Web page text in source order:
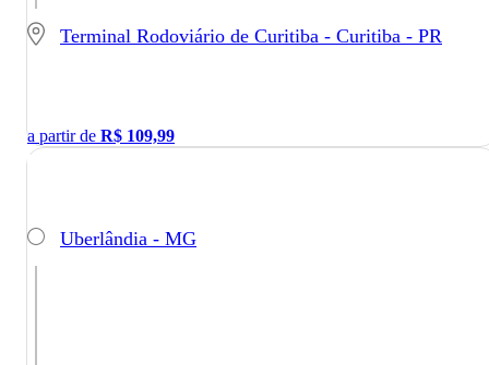
Terminal Rodoviário de Curitiba - Curitiba - PR
a partir de R$ 109,99
Uberlândia - MG